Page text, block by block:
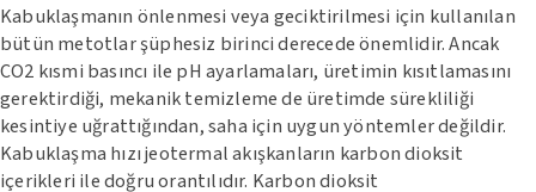
Kabuklaşmanın önlenmesi veya geciktirilmesi için kullanılan
bütün metotlar şüphesiz birinci derecede önemlidir. Ancak
CO2 kısmi basıncı ile pH ayarlamaları, üretimin kısıtlamasını
gerektirdiği, mekanik temizleme de üretimde sürekliliği
kesintiye uğrattığından, saha için uygun yöntemler değildir.
Kabuklaşma hızı jeotermal akışkanların karbon dioksit
içerikleri ile doğru orantılıdır. Karbon dioksit